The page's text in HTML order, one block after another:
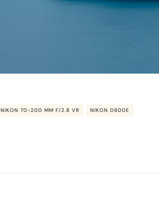
NIKON 70-200 MM F/2.8 VR NIKON D800E